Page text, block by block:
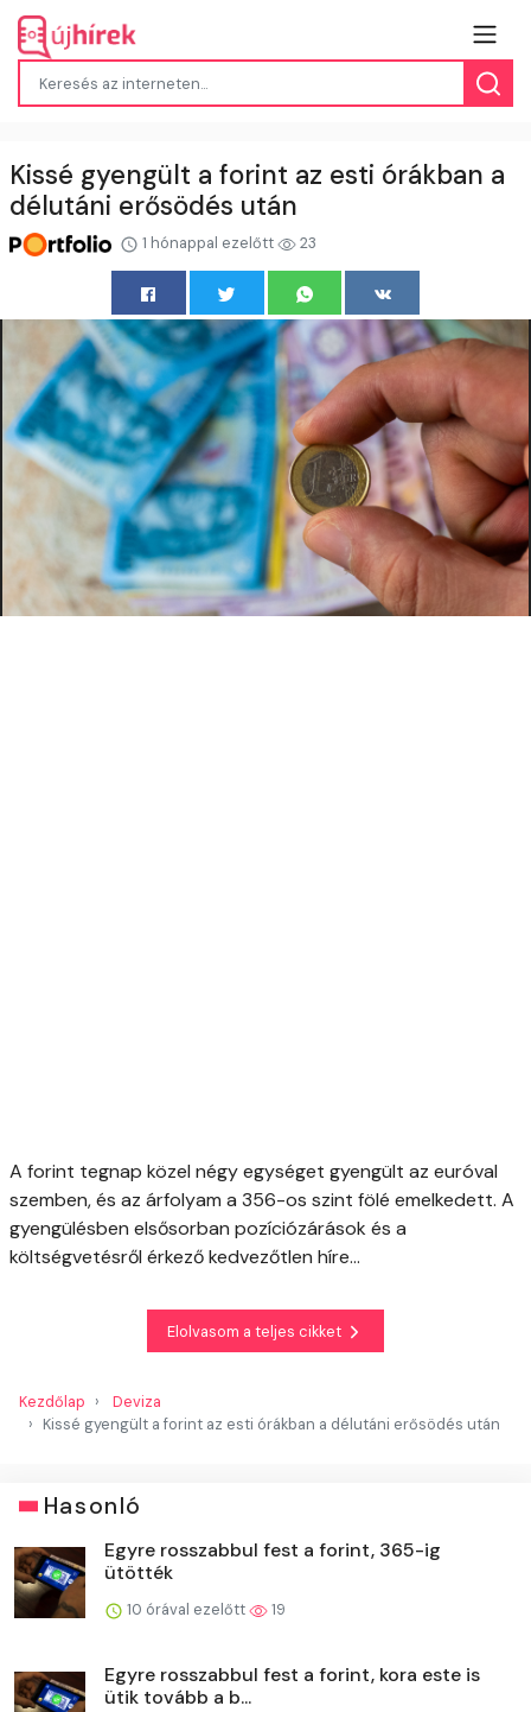
Kissé gyengült a forint az esti órákban a
délutáni erősödés után
1 hónappal ezelőtt 23
A forint tegnap közel négy egységet gyengült az euróval
szemben, és az árfolyam a 356-os szint fölé emelkedett. A
gyengülésben elsősorban pozíciózárások és a
költségvetésről érkező kedvezőtlen híre...
Elolvasom a teljes cikket
Kezdőlap
Deviza
Kissé gyengült a forint az esti órákban a délutáni erősödés után
Hasonló
Egyre rosszabbul fest a forint, 365-ig
ütötték
10 órával ezelőtt 19
Egyre rosszabbul fest a forint, kora este is
ütik tovább a b...